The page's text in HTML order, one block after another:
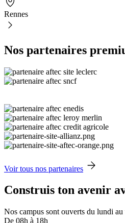
Rennes
Nos partenaires
Voir tous nos partenaires
Construis ton avenir
Nos campus sont ouverts du lundi au
De 08h à 18h